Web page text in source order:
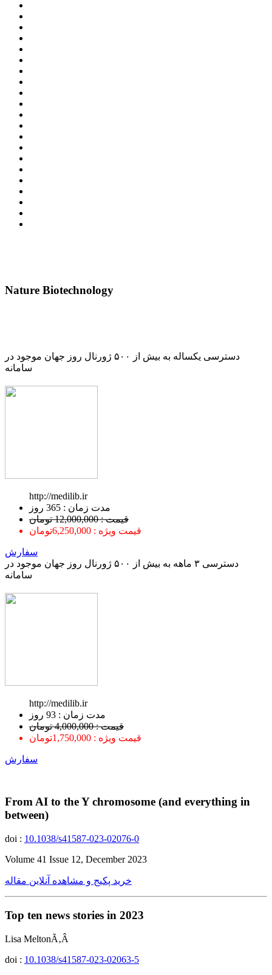
Nature Biotechnology
دسترسی یکساله به بیش از ۵۰۰ ژورنال روز جهان موجود در
سامانه
http://medilib.ir
ﻣﺪﺕ ﺯﻣﺎﻥ : 365 ﺭﻭﺯ
قیمت : 12,000,000 تومان
قیمت ویژه : 6,250,000تومان
سفارش
دسترسی ۳ ماهه به بیش از ۵۰۰ ژورنال روز جهان موجود در
سامانه
http://medilib.ir
ﻣﺪﺕ ﺯﻣﺎﻥ : 93 ﺭﻭﺯ
قیمت : 4,000,000 تومان
قیمت ویژه : 1,750,000تومان
سفارش
From AI to the Y chromosome (and everything in
between)
doi : 10.1038/s41587-023-02076-0
Volume 41 Issue 12, December 2023
خرید پکیج و مشاهده آنلاین مقاله
Top ten news stories in 2023
Lisa MeltonÃ‚Â
doi : 10.1038/s41587-023-02063-5